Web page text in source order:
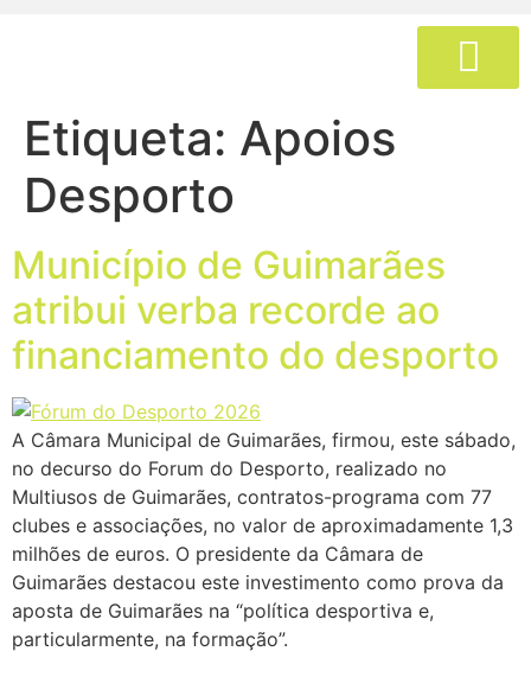
Etiqueta: Apoios
Desporto
Município de Guimarães
atribui verba recorde ao
financiamento do desporto
A Câmara Municipal de Guimarães, firmou, este sábado,
no decurso do Forum do Desporto, realizado no
Multiusos de Guimarães, contratos-programa com 77
clubes e associações, no valor de aproximadamente 1,3
milhões de euros. O presidente da Câmara de
Guimarães destacou este investimento como prova da
aposta de Guimarães na “política desportiva e,
particularmente, na formação”.